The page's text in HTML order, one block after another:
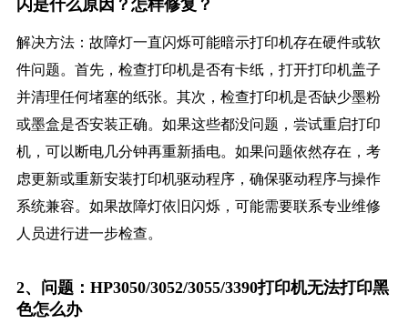
闪是什么原因？怎样修复？
解决方法：故障灯一直闪烁可能暗示打印机存在硬件或软
件问题。首先，检查打印机是否有卡纸，打开打印机盖子
并清理任何堵塞的纸张。其次，检查打印机是否缺少墨粉
或墨盒是否安装正确。如果这些都没问题，尝试重启打印
机，可以断电几分钟再重新插电。如果问题依然存在，考
虑更新或重新安装打印机驱动程序，确保驱动程序与操作
系统兼容。如果故障灯依旧闪烁，可能需要联系专业维修
人员进行进一步检查。
2、问题：HP3050/3052/3055/3390打印机无法打印黑
色怎么办